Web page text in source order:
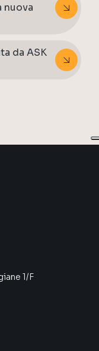
nuova
da ASK
1/F